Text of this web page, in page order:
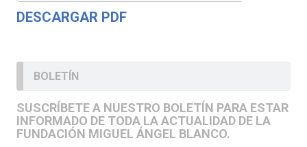
DESCARGAR PDF
BOLETÍN
SUSCRÍBETE A NUESTRO BOLETÍN PARA ESTAR
INFORMADO DE TODA LA ACTUALIDAD DE LA
FUNDACIÓN MIGUEL ÁNGEL BLANCO.